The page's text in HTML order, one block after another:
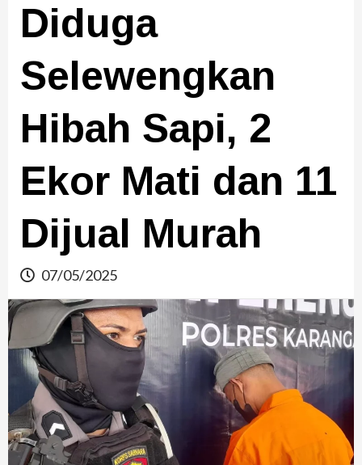
Diduga
Selewengkan
Hibah Sapi, 2
Ekor Mati dan 11
Dijual Murah
07/05/2025